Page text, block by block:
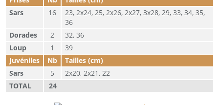
Sars
16
23, 2x24, 25, 2x26, 2x27, 3x28, 29, 33, 34, 35,
36
Dorades
2
32, 36
Loup
1
39
Juvéniles
Nb
Tailles (cm)
Sars
5
2x20, 2x21, 22
TOTAL
24